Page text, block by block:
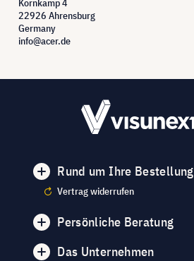
Kornkamp 4
22926 Ahrensburg
Germany
info@acer.de
Rund um Ihre Bestellung
Vertrag widerrufen
Persönliche Beratung
Das Unternehmen